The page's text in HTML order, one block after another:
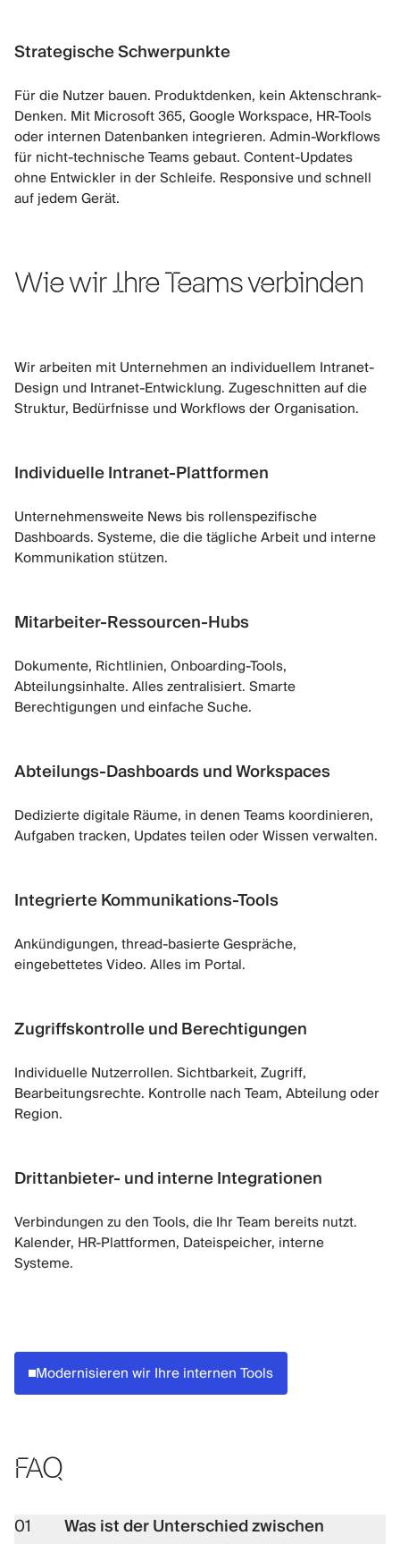
Strategische Schwerpunkte
Für die Nutzer bauen. Produktdenken, kein Aktenschrank-
Denken. Mit Microsoft 365, Google Workspace, HR-Tools
oder internen Datenbanken integrieren. Admin-Workflows
für nicht-technische Teams gebaut. Content-Updates
ohne Entwickler in der Schleife. Responsive und schnell
auf jedem Gerät.
Wie wir Ihre Teams verbinden
Wir arbeiten mit Unternehmen an individuellem Intranet-
Design und Intranet-Entwicklung. Zugeschnitten auf die
Struktur, Bedürfnisse und Workflows der Organisation.
Individuelle Intranet-Plattformen
Unternehmensweite News bis rollenspezifische
Dashboards. Systeme, die die tägliche Arbeit und interne
Kommunikation stützen.
Mitarbeiter-Ressourcen-Hubs
Dokumente, Richtlinien, Onboarding-Tools,
Abteilungsinhalte. Alles zentralisiert. Smarte
Berechtigungen und einfache Suche.
Abteilungs-Dashboards und Workspaces
Dedizierte digitale Räume, in denen Teams koordinieren,
Aufgaben tracken, Updates teilen oder Wissen verwalten.
Integrierte Kommunikations-Tools
Ankündigungen, thread-basierte Gespräche,
eingebettetes Video. Alles im Portal.
Zugriffskontrolle und Berechtigungen
Individuelle Nutzerrollen. Sichtbarkeit, Zugriff,
Bearbeitungsrechte. Kontrolle nach Team, Abteilung oder
Region.
Drittanbieter- und interne Integrationen
Verbindungen zu den Tools, die Ihr Team bereits nutzt.
Kalender, HR-Plattformen, Dateispeicher, interne
Systeme.
Modernisieren wir Ihre internen Tools
FAQ
01
Was ist der Unterschied zwischen